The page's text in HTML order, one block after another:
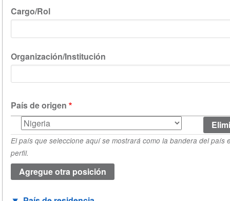
Cargo/Rol
Organización/Institución
País de origen
País
de
origen
(valor
1)
El país que seleccione aquí se mostrará como la bandera del país
perfil.